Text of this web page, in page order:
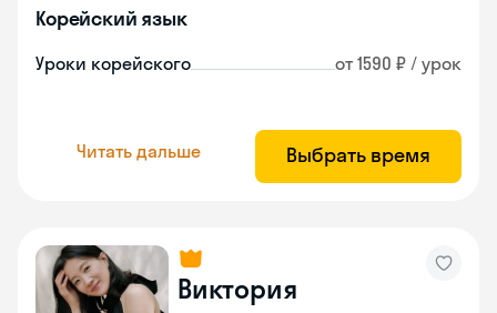
Корейский язык
Уроки корейского от 1590 ₽ / урок
Читать дальше Выбрать время
Виктория